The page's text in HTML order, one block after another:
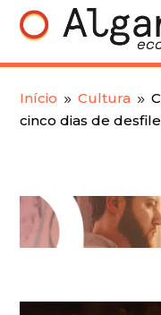
Início 9 Cultura 9
cinco dias de